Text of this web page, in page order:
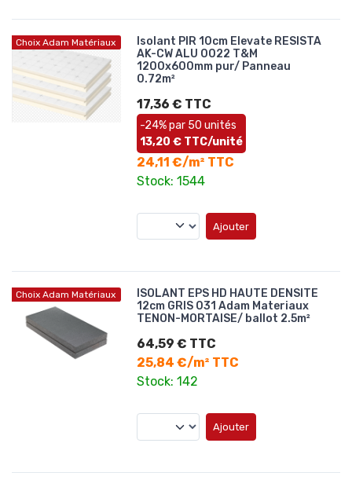
Choix Adam Matériaux
Isolant PIR 10cm Elevate RESISTA
AK-CW ALU 0022 T&M
1200x600mm pur/ Panneau
0.72m²
17,36 € TTC
-24% par 50 unités
13,20 € TTC/unité
24,11 €/m² TTC
Stock: 1544
Ajouter
Choix Adam Matériaux
ISOLANT EPS HD HAUTE DENSITE
12cm GRIS 031 Adam Materiaux
TENON-MORTAISE/ ballot 2.5m²
64,59 € TTC
25,84 €/m² TTC
Stock: 142
Ajouter